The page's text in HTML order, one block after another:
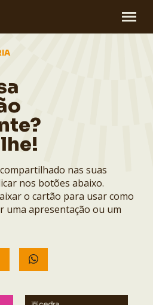
nas suas
nos botões abaixo.
o cartão para usar como
uma apresentação ou um